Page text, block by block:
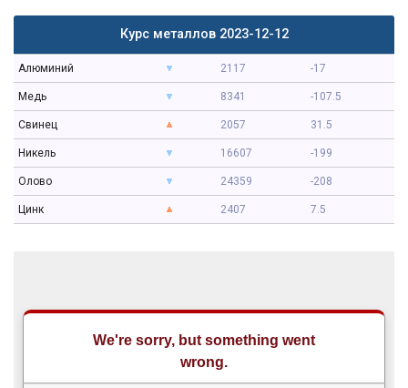
Курс металлов 2023-12-12
Алюминий 2117 -17
Медь 8341 -107.5
Свинец 2057 31.5
Никель 16607 -199
Олово 24359 -208
Цинк 2407 7.5